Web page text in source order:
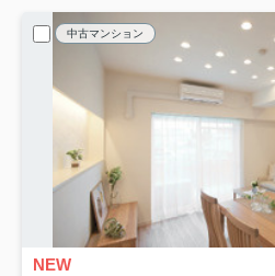
中古マンション
NEW